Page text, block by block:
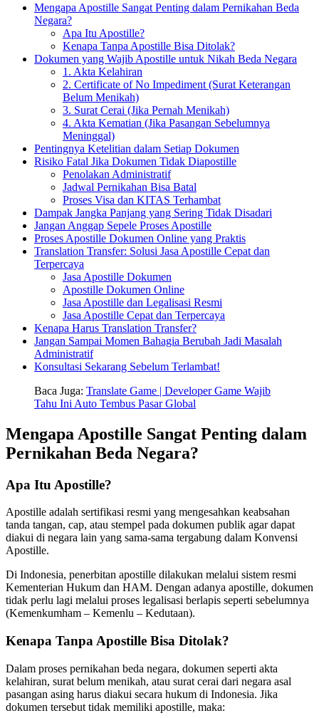
Mengapa Apostille Sangat Penting dalam Pernikahan Beda
Negara?
Apa Itu Apostille?
Kenapa Tanpa Apostille Bisa Ditolak?
Dokumen yang Wajib Apostille untuk Nikah Beda Negara
1. Akta Kelahiran
2. Certificate of No Impediment (Surat Keterangan
Belum Menikah)
3. Surat Cerai (Jika Pernah Menikah)
4. Akta Kematian (Jika Pasangan Sebelumnya
Meninggal)
Pentingnya Ketelitian dalam Setiap Dokumen
Risiko Fatal Jika Dokumen Tidak Diapostille
Penolakan Administratif
Jadwal Pernikahan Bisa Batal
Proses Visa dan KITAS Terhambat
Dampak Jangka Panjang yang Sering Tidak Disadari
Jangan Anggap Sepele Proses Apostille
Proses Apostille Dokumen Online yang Praktis
Translation Transfer: Solusi Jasa Apostille Cepat dan
Terpercaya
Jasa Apostille Dokumen
Apostille Dokumen Online
Jasa Apostille dan Legalisasi Resmi
Jasa Apostille Cepat dan Terpercaya
Kenapa Harus Translation Transfer?
Jangan Sampai Momen Bahagia Berubah Jadi Masalah
Administratif
Konsultasi Sekarang Sebelum Terlambat!
Baca Juga: Translate Game | Developer Game Wajib
Tahu Ini Auto Tembus Pasar Global
Mengapa Apostille Sangat Penting dalam
Pernikahan Beda Negara?
Apa Itu Apostille?
Apostille adalah sertifikasi resmi yang mengesahkan keabsahan
tanda tangan, cap, atau stempel pada dokumen publik agar dapat
diakui di negara lain yang sama-sama tergabung dalam Konvensi
Apostille.
Di Indonesia, penerbitan apostille dilakukan melalui sistem resmi
Kementerian Hukum dan HAM. Dengan adanya apostille, dokumen
tidak perlu lagi melalui proses legalisasi berlapis seperti sebelumnya
(Kemenkumham – Kemenlu – Kedutaan).
Kenapa Tanpa Apostille Bisa Ditolak?
Dalam proses pernikahan beda negara, dokumen seperti akta
kelahiran, surat belum menikah, atau surat cerai dari negara asal
pasangan asing harus diakui secara hukum di Indonesia. Jika
dokumen tersebut tidak memiliki apostille, maka: